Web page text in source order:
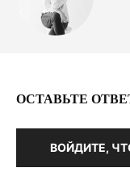
ОСТАВЬТЕ
ВОЙДИТЕ,